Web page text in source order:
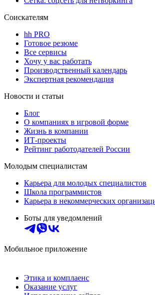
Соискателям
hh PRO
Готовое резюме
Все сервисы
Хочу у вас работать
Производственный календарь
Экспертная рекомендация
Новости и статьи
Блог
О компаниях в игровой форме
Жизнь в компании
ИТ-проекты
Рейтинг работодателей России
Молодым специалистам
Карьера для молодых специалистов
Школа программистов
Карьера в некоммерческих
Боты для уведомлений
Мобильное приложение
Этика и комплаенс
Оказание услуг